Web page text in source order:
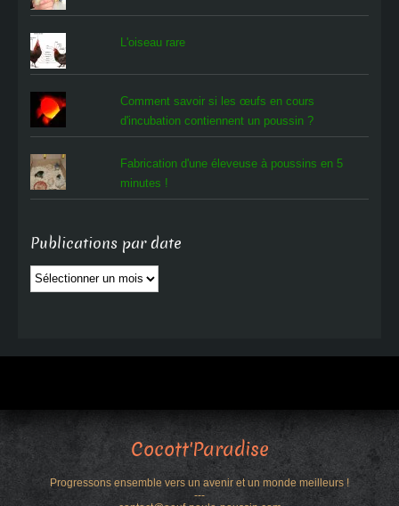
L'oiseau rare
Comment savoir si les œufs en cours
d'incubation contiennent un poussin ?
Fabrication d'une éleveuse à poussins en 5
minutes !
Publications par date
Publications
par
Cocott'Paradise
Progressons ensemble vers un avenir et un monde meilleurs !
---